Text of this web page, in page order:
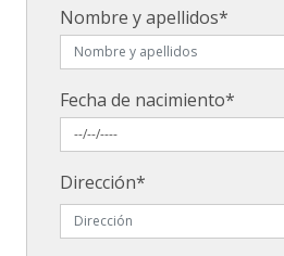
Nombre y apellidos*
Fecha de nacimiento*
Dirección*